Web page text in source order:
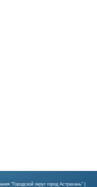
"Городской округ город Астрахань" |